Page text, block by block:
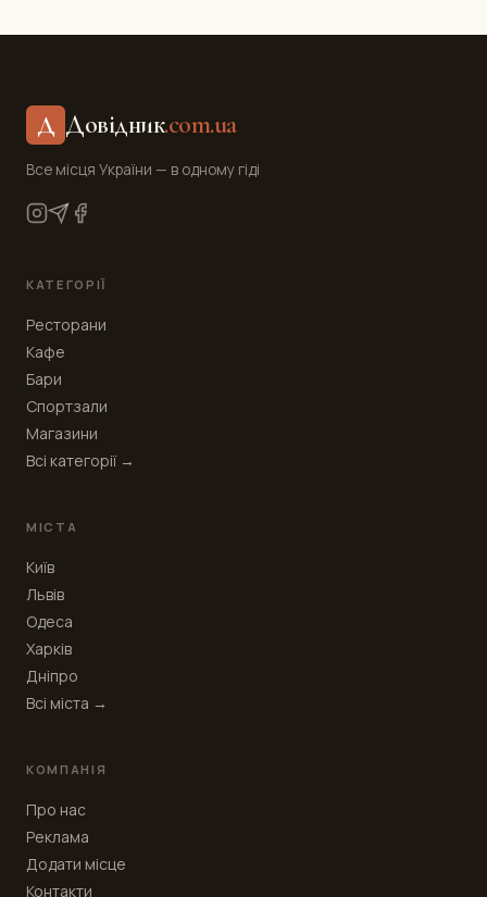
Д Довідник.com.ua
Все місця України — в одному гіді
КАТЕГОРІЇ
Ресторани
Кафе
Бари
Спортзали
Магазини
Всі категорії →
МІСТА
Київ
Львів
Одеса
Харків
Дніпро
Всі міста →
КОМПАНІЯ
Про нас
Реклама
Додати місце
Контакти